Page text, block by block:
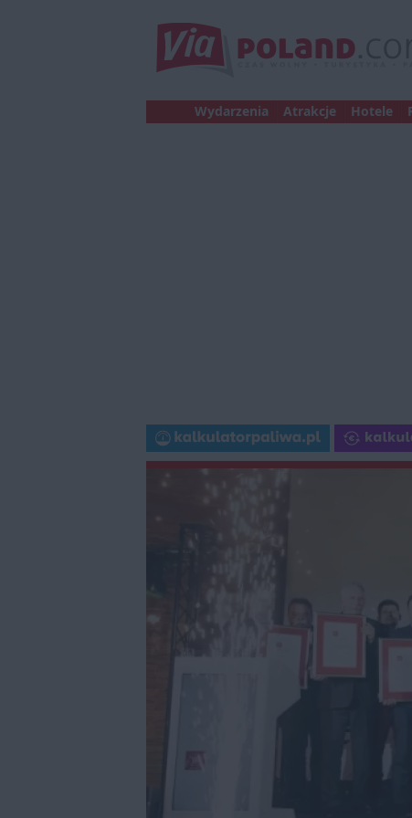
Wydarzenia Atrakcje Hotele